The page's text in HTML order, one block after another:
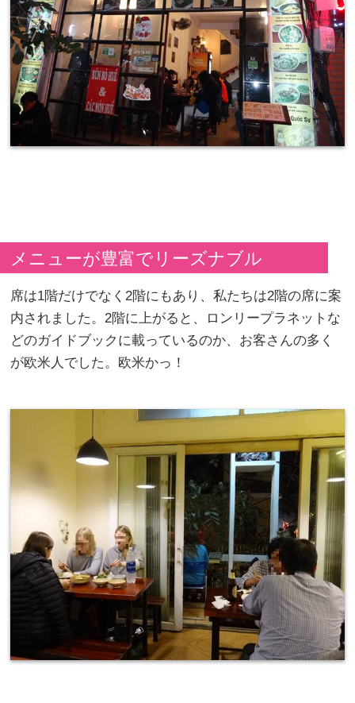
メニューが豊富でリーズナブル
席は1階だけでなく2階にもあり、私たちは2階の席に案
内されました。2階に上がると、ロンリープラネットな
どのガイドブックに載っているのか、お客さんの多く
が欧米人でした。欧米かっ！